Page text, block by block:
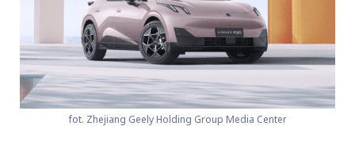
fot. Zhejiang Geely Holding Group Media Center